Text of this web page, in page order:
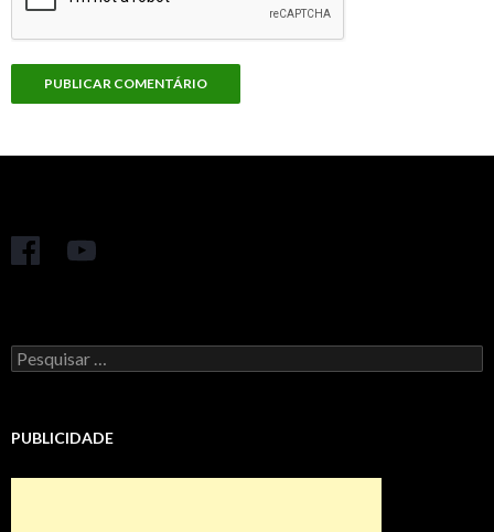
Pesquisar
por:
PUBLICIDADE